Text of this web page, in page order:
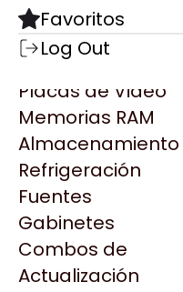
Componentes
Motherboards
Placas de Video
Memorias RAM
Almacenamiento
Refrigeración
Fuentes
Gabinetes
Combos de
Actualización
Todas las Marcas
AMD
AULA
Acer
Adata
AeroCool
Antec
Arkham
Asrock
Destacadas
Favoritos
Log Out
LIQUID COOLER
TITAN 240 RX